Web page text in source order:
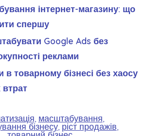
інтернет-магазину: що
спершу
Google Ads без
реклами
в товарному бізнесі без хаосу
втрат
масштабування
бізнесу,ріст продажів